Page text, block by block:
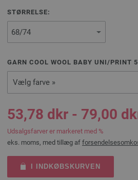
STØRRELSE:
GARN COOL WOOL BABY UNI/PRINT
Vælg farve »
53,78 dkr - 79,00
Udsalgsfarver er markeret med %
eks. moms, med tillæg af
I INDKØBSKURVEN